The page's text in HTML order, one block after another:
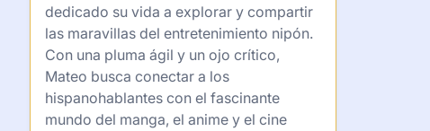
dedicado su vida a explorar y compartir
las maravillas del entretenimiento nipón.
Con una pluma ágil y un ojo crítico,
Mateo busca conectar a los
hispanohablantes con el fascinante
mundo del manga, el anime y el cine